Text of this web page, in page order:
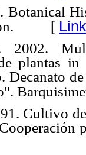
Botanical
[
plantas
Decanato
Cultivo